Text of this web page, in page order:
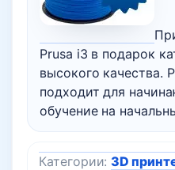
Prusa i3 в подарок
высокого качества.
подходит для
обучение на
Категории: 3D